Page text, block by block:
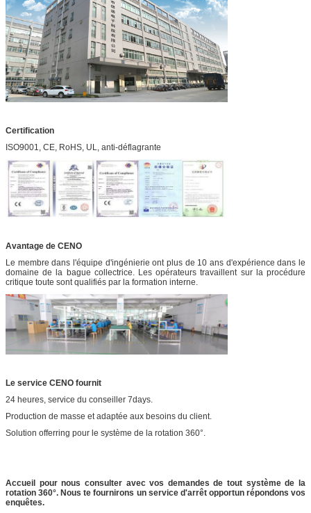
Certification
ISO9001, CE, RoHS, UL, anti-déflagrante
Avantage de CENO
Le membre dans l'équipe d'ingénierie ont plus de 10 ans d'expérience dans le
domaine de la bague collectrice. Les opérateurs travaillent sur la procédure
critique toute sont qualifiés par la formation interne.
Le service CENO fournit
24 heures, service du conseiller 7days.
Production de masse et adaptée aux besoins du client.
Solution offerring pour le système de la rotation 360°.
Accueil pour nous consulter avec vos demandes de tout système de la
rotation 360°. Nous te fournirons un service d'arrêt opportun répondons vos
enquêtes.